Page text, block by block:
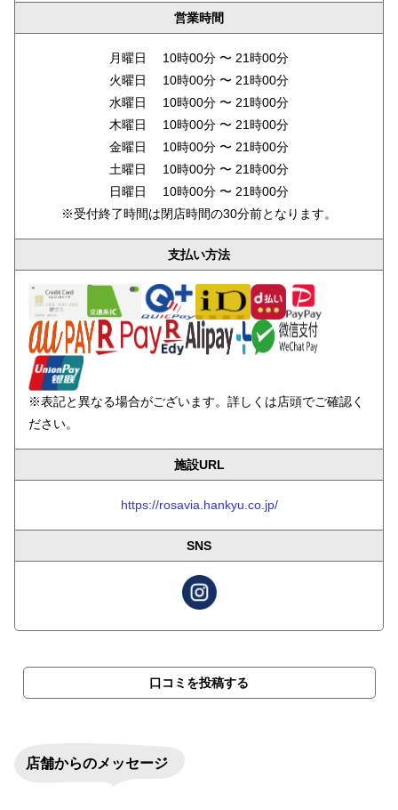
営業時間
月曜日 10時00分 〜 21時00分
火曜日 10時00分 〜 21時00分
水曜日 10時00分 〜 21時00分
木曜日 10時00分 〜 21時00分
金曜日 10時00分 〜 21時00分
土曜日 10時00分 〜 21時00分
日曜日 10時00分 〜 21時00分
※受付終了時間は閉店時間の30分前となります。
支払い方法
※表記と異なる場合がございます。詳しくは店頭でご確認く
ださい。
施設URL
https://rosavia.hankyu.co.jp/
SNS
口コミを投稿する
店舗からのメッセージ